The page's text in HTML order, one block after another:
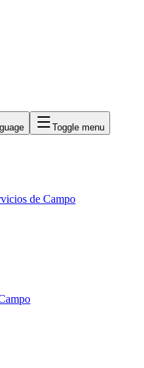
Toggle menu
de Campo